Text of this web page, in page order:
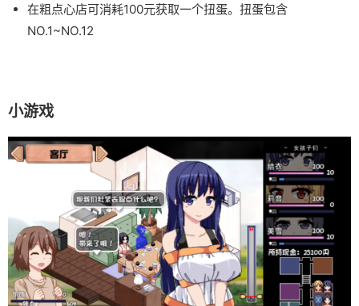
在粗点心店可消耗100元获取一个扭蛋。扭蛋包含
NO.1~NO.12
小游戏